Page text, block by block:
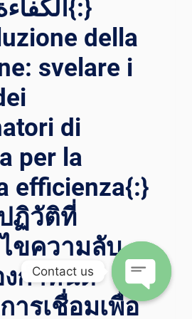
A
L
D
I
della
svelare i
di
per la
efficienza{:}
ฏิวัติที่
ขความลับ
งกำหนด
ารเชื่อมเพื่อ
Contact us